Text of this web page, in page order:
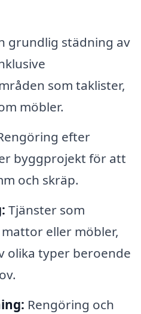
grundlig städning av
som taklister,
möbler.
efter
byggprojekt för att
och skräp.
Tjänster som
eller möbler,
olika typer beroende
Rengöring och